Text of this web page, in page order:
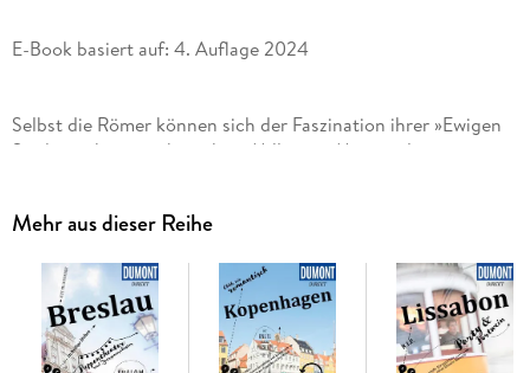
E-Book basiert auf: 4. Auflage 2024
Selbst die Römer können sich der Faszination ihrer »Ewigen
Stadt« nicht entziehen, ihrer Millionen-Metropole mit
Mit den 15 »Direkt-Kapiteln« des Reiseführers von Caterina
Mesina können Sie sich zwanglos unter die Römer mischen,
direkt in das Stadtleben eintauchen und die Highlights und
Hotspots kennenlernen: antike Ausgrabungen und neue
Mehr aus dieser Reihe